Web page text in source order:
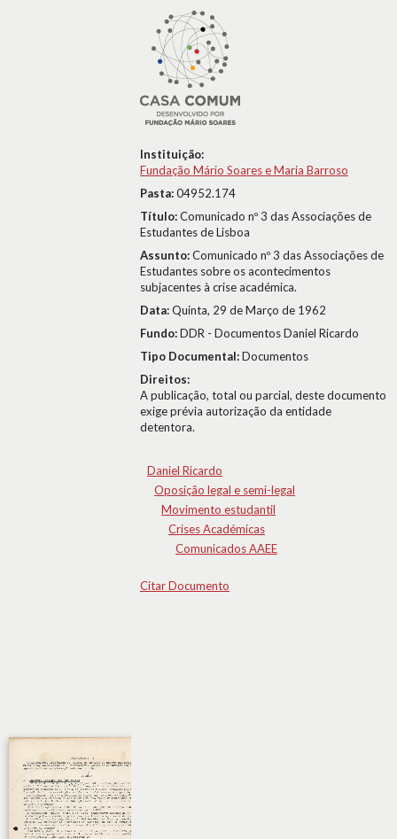
Instituição:
Fundação Mário Soares e Maria Barroso
Pasta:04952.174
Título:Comunicado nº 3 das Associações de
Estudantes de Lisboa
Assunto:Comunicado nº 3 das Associações de
Estudantes sobre os acontecimentos
subjacentes à crise académica.
Data:Quinta, 29 de Março de 1962
Fundo:DDR - Documentos Daniel Ricardo
Tipo Documental:Documentos
Direitos:
A publicação, total ou parcial, deste documento
exige prévia autorização da entidade
detentora.
Daniel Ricardo
Oposição legal e semi-legal
Movimento estudantil
Crises Académicas
Comunicados AAEE
Citar Documento